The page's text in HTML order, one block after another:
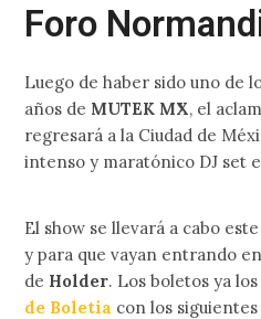
Foro
Luego de haber sido uno de
años de MUTEK MX, el
regresará a la Ciudad de
intenso y maratónico DJ set
El show se llevará a cabo
y para que vayan entrando
de Holder. Los boletos ya
de Boletia con los